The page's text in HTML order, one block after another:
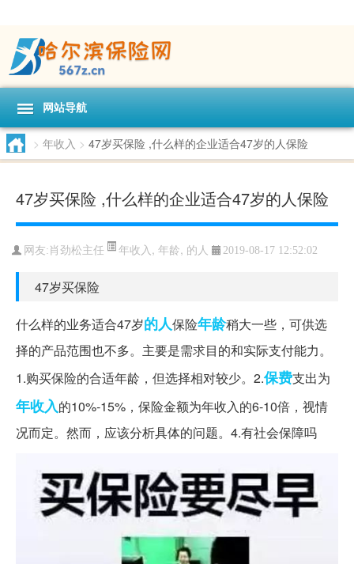
网站导航
> 年收入 > 47岁买保险 ,什么样的企业适合47岁的人保险
47岁买保险 ,什么样的企业适合47岁的人保险
网友: 肖劲松主任 年收入, 年龄, 的人 2019-08-17 12:52:02
47岁买保险
什么样的业务适合47岁的人保险年龄稍大一些，可供选
择的产品范围也不多。主要是需求目的和实际支付能力。
1.购买保险的合适年龄，但选择相对较少。2.保费支出为
年收入的10%-15%，保险金额为年收入的6-10倍，视情
况而定。然而，应该分析具体的问题。4.有社会保障吗